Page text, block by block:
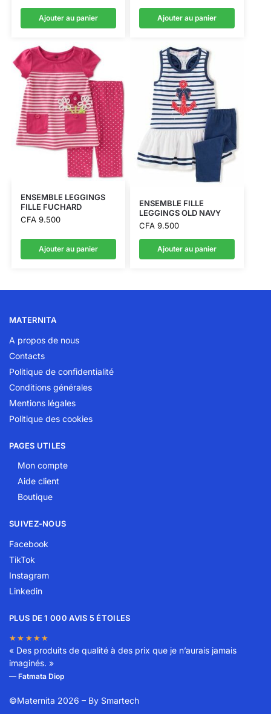
Ajouter au panier Ajouter au panier
ENSEMBLE LEGGINGS
FILLE FUCHARD
CFA9.500
Ajouter au panier
ENSEMBLE FILLE
LEGGINGS OLD NAVY
CFA9.500
Ajouter au panier
MATERNITA
A propos de nous
Contacts
Politique de confidentialité
Conditions générales
Mentions légales
Politique des cookies
PAGES UTILES
Mon compte
Aide client
Boutique
SUIVEZ-NOUS
Facebook
TikTok
Instagram
Linkedin
PLUS DE 1 000 AVIS 5 ÉTOILES
★★★★★
« Des produits de qualité à des prix que je n’aurais jamais
imaginés. »
— Fatmata Diop
©Maternita 2026 – By Smartech